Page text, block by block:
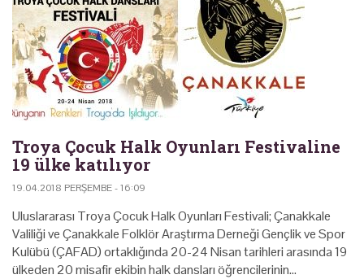
Troya Çocuk Halk Oyunları Festivaline
19 ülke katılıyor
19.04.2018 PERŞEMBE - 16:09
Uluslararası Troya Çocuk Halk Oyunları Festivali; Çanakkale
Valiliği ve Çanakkale Folklör Araştırma Derneği Gençlik ve Spor
Kulübü (ÇAFAD) ortaklığında 20-24 Nisan tarihleri arasında 19
ülkeden 20 misafir ekibin halk dansları öğrencilerinin…